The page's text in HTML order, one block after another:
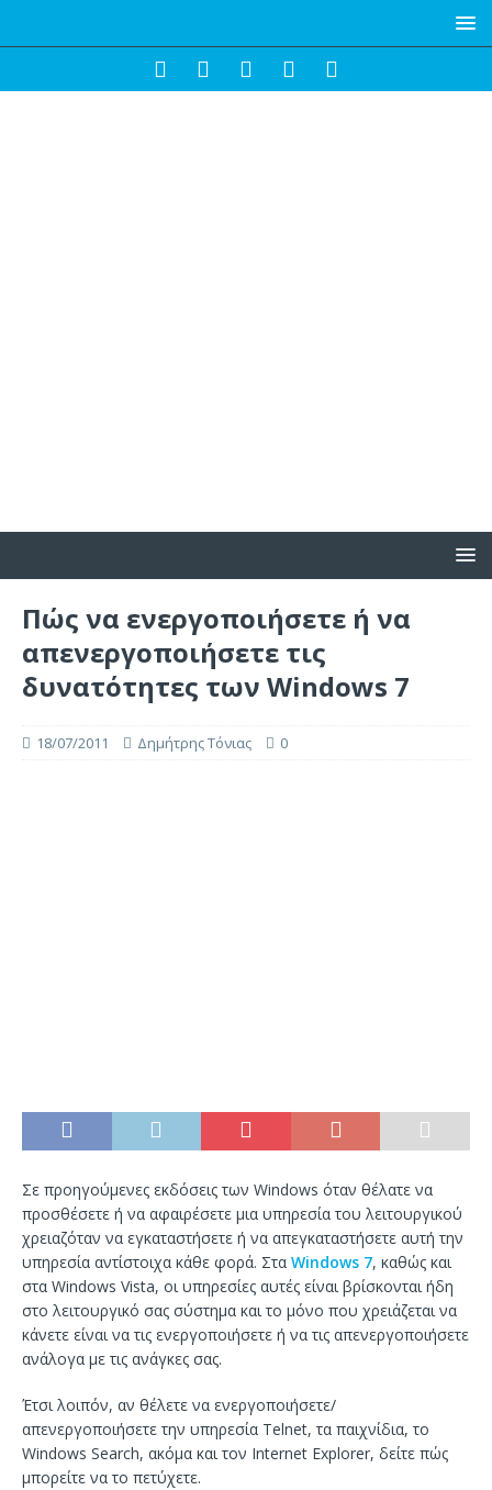
Πώς να ενεργοποιήσετε ή να
απενεργοποιήσετε τις
δυνατότητες των Windows 7
18/07/2011 Δημήτρης Τόνιας 0
Σε προηγούμενες εκδόσεις των Windows όταν θέλατε να
προσθέσετε ή να αφαιρέσετε μια υπηρεσία του λειτουργικού
χρειαζόταν να εγκαταστήσετε ή να απεγκαταστήσετε αυτή την
υπηρεσία αντίστοιχα κάθε φορά. Στα Windows 7, καθώς και
στα Windows Vista, οι υπηρεσίες αυτές είναι βρίσκονται ήδη
στο λειτουργικό σας σύστημα και το μόνο που χρειάζεται να
κάνετε είναι να τις ενεργοποιήσετε ή να τις απενεργοποιήσετε
ανάλογα με τις ανάγκες σας.
Έτσι λοιπόν, αν θέλετε να ενεργοποιήσετε/
απενεργοποιήσετε την υπηρεσία Telnet, τα παιχνίδια, το
Windows Search, ακόμα και τον Internet Explorer, δείτε πώς
μπορείτε να το πετύχετε.